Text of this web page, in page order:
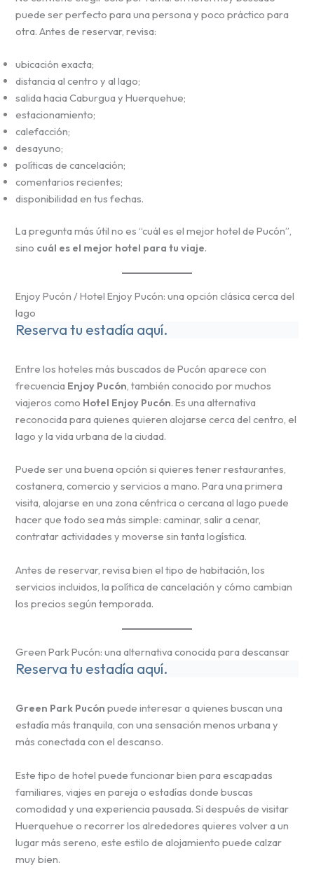
puede ser perfecto para una persona y poco práctico para
otra. Antes de reservar, revisa:
ubicación exacta;
distancia al centro y al lago;
salida hacia Caburgua y Huerquehue;
estacionamiento;
calefacción;
desayuno;
políticas de cancelación;
comentarios recientes;
disponibilidad en tus fechas.
La pregunta más útil no es “cuál es el mejor hotel de Pucón”,
sino cuál es el mejor hotel para tu viaje.
Enjoy Pucón / Hotel Enjoy Pucón: una opción clásica cerca del
lago
Reserva tu estadía aquí.
Entre los hoteles más buscados de Pucón aparece con
frecuencia Enjoy Pucón, también conocido por muchos
viajeros como Hotel Enjoy Pucón. Es una alternativa
reconocida para quienes quieren alojarse cerca del centro, el
lago y la vida urbana de la ciudad.
Puede ser una buena opción si quieres tener restaurantes,
costanera, comercio y servicios a mano. Para una primera
visita, alojarse en una zona céntrica o cercana al lago puede
hacer que todo sea más simple: caminar, salir a cenar,
contratar actividades y moverse sin tanta logística.
Antes de reservar, revisa bien el tipo de habitación, los
servicios incluidos, la política de cancelación y cómo cambian
los precios según temporada.
Green Park Pucón: una alternativa conocida para descansar
Reserva tu estadía aquí.
Green Park Pucón puede interesar a quienes buscan una
estadía más tranquila, con una sensación menos urbana y
más conectada con el descanso.
Este tipo de hotel puede funcionar bien para escapadas
familiares, viajes en pareja o estadías donde buscas
comodidad y una experiencia pausada. Si después de visitar
Huerquehue o recorrer los alrededores quieres volver a un
lugar más sereno, este estilo de alojamiento puede calzar
muy bien.